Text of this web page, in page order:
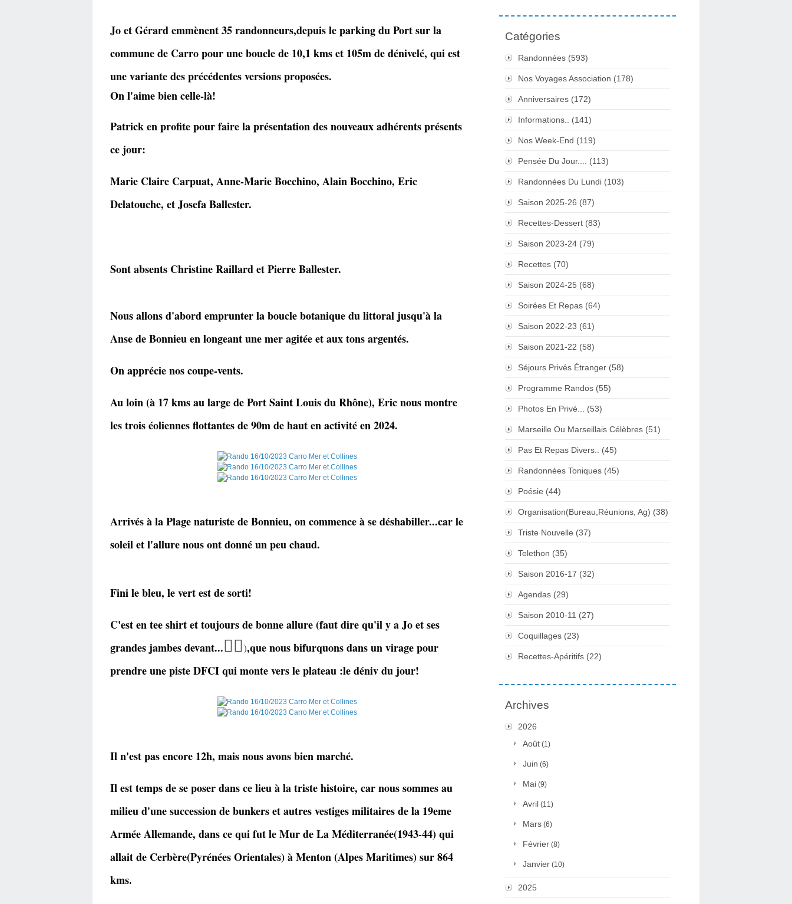
Jo et Gérard emmènent 35 randonneurs,depuis le parking du Port sur la
commune de Carro pour une boucle de 10,1 kms et 105m de dénivelé, qui est
une variante des précédentes versions proposées.
On l'aime bien celle-là!
Patrick en profite pour faire la présentation des nouveaux adhérents présents
ce jour:
Marie Claire Carpuat, Anne-Marie Bocchino, Alain Bocchino, Eric
Delatouche, et Josefa Ballester.
Sont absents Christine Raillard et Pierre Ballester.
Nous allons d'abord emprunter la boucle botanique du littoral jusqu'à la
Anse de Bonnieu en longeant une mer agitée et aux tons argentés.
On apprécie nos coupe-vents.
Au loin (à 17 kms au large de Port Saint Louis du Rhône), Eric nous montre
les trois éoliennes flottantes de 90m de haut en activité en 2024.
Arrivés à la Plage naturiste de Bonnieu, on commence à se déshabiller...car le
soleil et l'allure nous ont donné un peu chaud.
Fini le bleu, le vert est de sorti!
C'est en tee shirt et toujours de bonne allure (faut dire qu'il y a Jo et ses
grandes jambes devant...🏃‍♂️),que nous bifurquons dans un virage pour
prendre une piste DFCI qui monte vers le plateau :le déniv du jour!
Il n'est pas encore 12h, mais nous avons bien marché.
Il est temps de se poser dans ce lieu à la triste histoire, car nous sommes au
milieu d'une succession de bunkers et autres vestiges militaires de la 19eme
Armée Allemande, dans ce qui fut le Mur de La Méditerranée(1943-44) qui
allait de Cerbère(Pyrénées Orientales) à Menton (Alpes Maritimes) sur 864
kms.
Catégories
Randonnées (593)
Nos Voyages Association (178)
Anniversaires (172)
Informations.. (141)
Nos Week-End (119)
Pensée Du Jour.... (113)
Randonnées Du Lundi (103)
Saison 2025-26 (87)
Recettes-Dessert (83)
Saison 2023-24 (79)
Recettes (70)
Saison 2024-25 (68)
Soirées Et Repas (64)
Saison 2022-23 (61)
Saison 2021-22 (58)
Séjours Privés Étranger (58)
Programme Randos (55)
Photos En Privé... (53)
Marseille Ou Marseillais Célèbres (51)
Pas Et Repas Divers.. (45)
Randonnées Toniques (45)
Poésie (44)
Organisation(Bureau,Réunions, Ag) (38)
Triste Nouvelle (37)
Telethon (35)
Saison 2016-17 (32)
Agendas (29)
Saison 2010-11 (27)
Coquillages (23)
Recettes-Apéritifs (22)
Archives
2026
Août (1)
Juin (6)
Mai (9)
Avril (11)
Mars (6)
Février (8)
Janvier (10)
2025